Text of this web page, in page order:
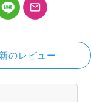
のレビュー